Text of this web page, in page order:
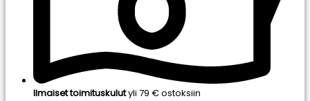
Ilmaiset toimituskulutyli 79 € ostoksiin